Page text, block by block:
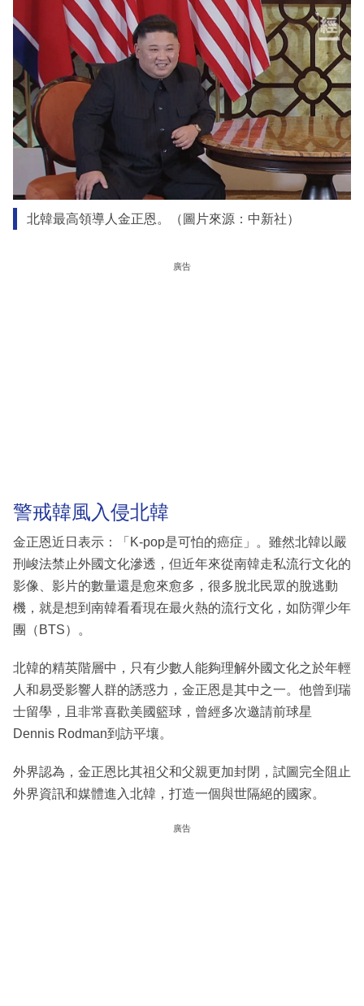
北韓最高領導人金正恩。（圖片來源：中新社）
廣告
警戒韓風入侵北韓
金正恩近日表示：「K-pop是可怕的癌症」。雖然北韓以嚴
刑峻法禁止外國文化滲透，但近年來從南韓走私流行文化的
影像、影片的數量還是愈來愈多，很多脫北民眾的脫逃動
機，就是想到南韓看看現在最火熱的流行文化，如防彈少年
團（BTS）。
北韓的精英階層中，只有少數人能夠理解外國文化之於年輕
人和易受影響人群的誘惑力，金正恩是其中之一。他曾到瑞
士留學，且非常喜歡美國籃球，曾經多次邀請前球星
Dennis Rodman到訪平壤。
外界認為，金正恩比其祖父和父親更加封閉，試圖完全阻止
外界資訊和媒體進入北韓，打造一個與世隔絕的國家。
廣告